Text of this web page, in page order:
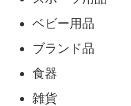
ベビー用品
ブランド品
食器
雑貨